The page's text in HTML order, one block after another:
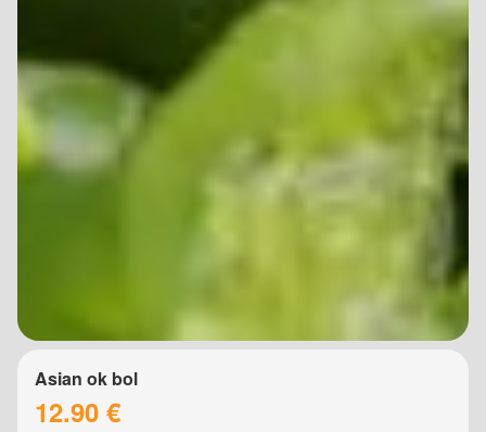
Asian ok bol
12.90 €